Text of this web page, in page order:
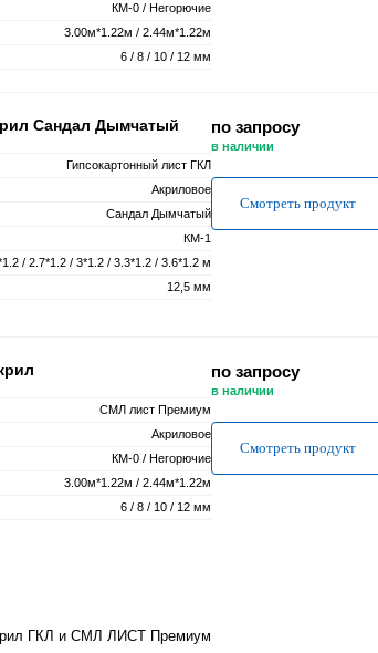
КМ-0 / Негорючие
3.00м*1.22м / 2.44м*1.22м
6 / 8 / 10 / 12 мм
Сандал Дымчатый
Гипсокартонный лист ГКЛ
Акриловое
Сандал Дымчатый
КМ-1
/ 2.7*1.2 / 3*1.2 / 3.3*1.2 / 3.6*1.2 м
12,5 мм
по запросу
в наличии
Смотреть продукт
СМЛ лист Премиум
Акриловое
КМ-0 / Негорючие
3.00м*1.22м / 2.44м*1.22м
6 / 8 / 10 / 12 мм
по запросу
в наличии
Смотреть продукт
ГКЛ и СМЛ ЛИСТ Премиум